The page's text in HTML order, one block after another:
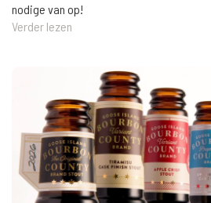
nodige van op!
Verder lezen